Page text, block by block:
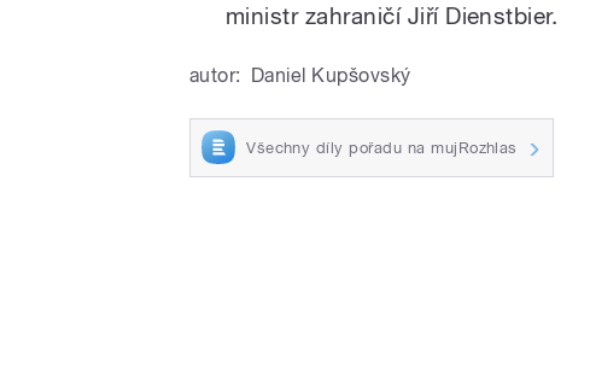
ministr zahraničí Jiří Dienstbier.
autor: Daniel Kupšovský
Všechny díly pořadu na mujRozhlas